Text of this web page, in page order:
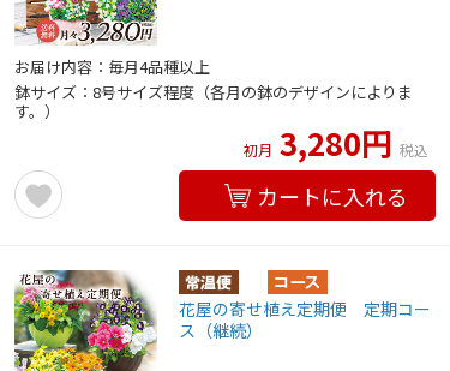
お届け内容：毎月4品種以上
鉢サイズ：8号サイズ程度（各月の鉢のデザインによりま
す。）
初月 3,280円 税込
カートに入れる
花屋の寄せ植え定期便 定期コー
ス（継続）